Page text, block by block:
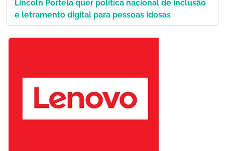
Lincoln Portela quer política nacional de inclusão
e letramento digital para pessoas idosas